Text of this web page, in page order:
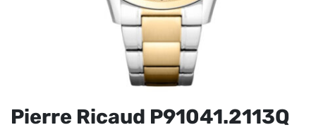
Pierre Ricaud P91041.2113Q